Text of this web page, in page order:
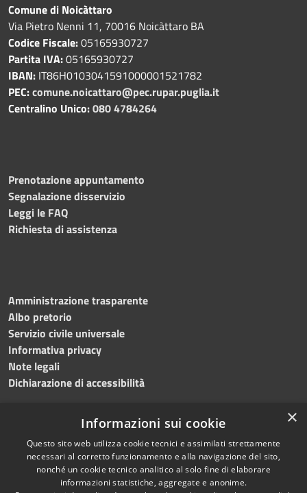
Comune di Noicàttaro
Via Pietro Nenni 11, 70016 Noicàttaro BA
Codice Fiscale:05165930727
Partita IVA:05165930727
IBAN: IT86H0103041591000001521782
PEC:comune.noicattaro@pec.rupar.puglia.it
Centralino Unico:080 4784264
Prenotazione appuntamento
Segnalazione disservizio
Leggi le FAQ
Richiesta di assistenza
Amministrazione trasparente
Albo pretorio
Servizio civile universale
Informativa privacy
Note legali
Dichiarazione di accessibilità
RSS
Accessibilità
Copyright © 2023 •
Comune di Noicàttaro
Powered byMunicipium
×
Informazioni sui cookie
Questo sito web utilizza cookie tecnici e assimilati strettamente
necessari al corretto funzionamento e alla navigazione del sito,
nonché un cookie tecnico analitico al solo fine di elaborare
informazioni statistiche, aggregate e anonime.